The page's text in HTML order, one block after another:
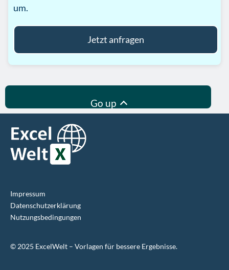
um.
Jetzt anfragen
Go up
Impressum
Datenschutz­erklärung
Nutzungsbedingungen
© 2025 ExcelWelt – Vorlagen für bessere Ergebnisse.